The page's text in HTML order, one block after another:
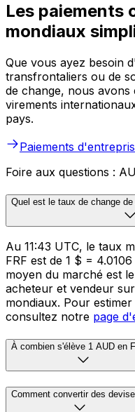
Les paiements
mondiaux
Que vous ayez besoin
transfrontaliers ou de
de change, nous
virements
pays.
Paiements
Foire aux questions :
Quel est le taux de change
Au 11:43 UTC, le taux
FRF est de 1 $ =
moyen du marché est
acheteur et vendeur
mondiaux. Pour
consultez notre page
À combien s'élève 1 AUD en
Comment convertir des